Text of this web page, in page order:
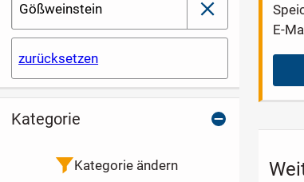
Gößweinstein schließen
zurücksetzen
E-
Kategorie
Kategorie ändern